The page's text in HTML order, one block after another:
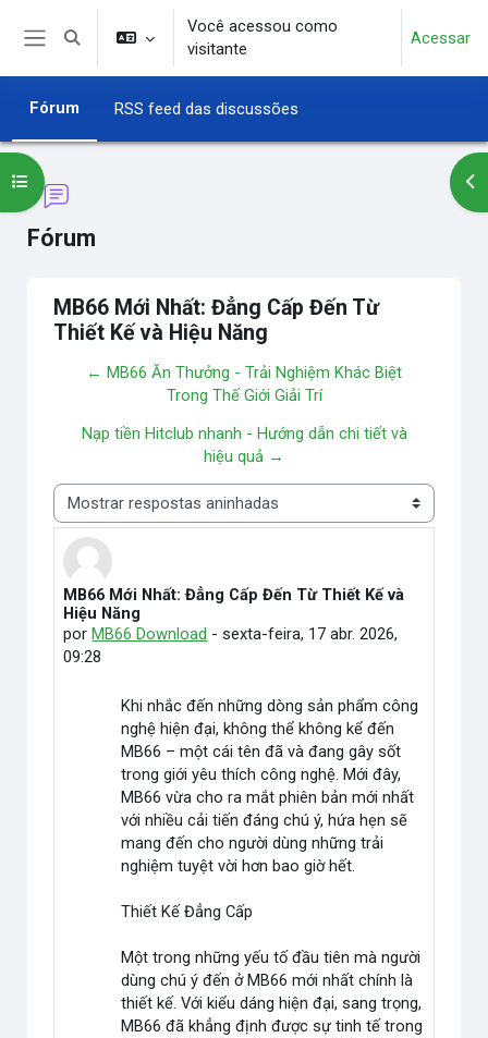
Ir para o conteúdo principal
Alternar entrada de pesquisa
Você acessou como
visitante
Acessar
Fórum RSS feed das discussões
Fórum
Abrir índice do curso
MB66 Mới Nhất: Đẳng Cấp Đến Từ
Thiết Kế và Hiệu Năng
← MB66 Ăn Thưởng - Trải Nghiệm Khác Biệt
Trong Thế Giới Giải Trí
Nạp tiền Hitclub nhanh - Hướng dẫn chi tiết và
hiệu quả →
Modo de visualização
MB66 Mới Nhất: Đẳng Cấp Đến Từ Thiết Kế và
Hiệu Năng
por MB66 Download -sexta-feira, 17 abr. 2026,
09:28
Número de respostas: 0
Khi nhắc đến những dòng sản phẩm công
nghệ hiện đại, không thể không kể đến
MB66 – một cái tên đã và đang gây sốt
trong giới yêu thích công nghệ. Mới đây,
MB66 vừa cho ra mắt phiên bản mới nhất
với nhiều cải tiến đáng chú ý, hứa hẹn sẽ
mang đến cho người dùng những trải
nghiệm tuyệt vời hơn bao giờ hết.
Thiết Kế Đẳng Cấp
Một trong những yếu tố đầu tiên mà người
dùng chú ý đến ở MB66 mới nhất chính là
thiết kế. Với kiểu dáng hiện đại, sang trọng,
MB66 đã khẳng định được sự tinh tế trong